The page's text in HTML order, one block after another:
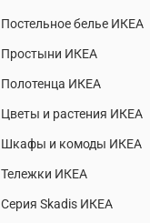
Постельное белье ИКЕА
Простыни ИКЕА
Полотенца ИКЕА
Цветы и растения ИКЕА
Шкафы и комоды ИКЕА
Тележки ИКЕА
Серия Skadis ИКЕА